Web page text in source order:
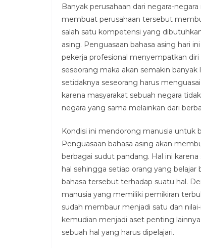
Banyak perusahaan dari negara-
membuat perusahaan tersebut
salah satu kompetensi yang
asing. Penguasaan bahasa asing hari
pekerja profesional menyempatkan diri
seseorang maka akan semakin
setidaknya seseorang harus
karena masyarakat sebuah negara
negara yang sama melainkan dari
Kondisi ini mendorong manusia untuk
Penguasaan bahasa asing akan
berbagai sudut pandang. Hal ini
hal sehingga setiap orang yang belajar
bahasa tersebut terhadap suatu hal.
manusia yang memiliki pemikiran
sudah membaur menjadi satu dan
kemudian menjadi aset penting
sebuah hal yang harus dipelajari.